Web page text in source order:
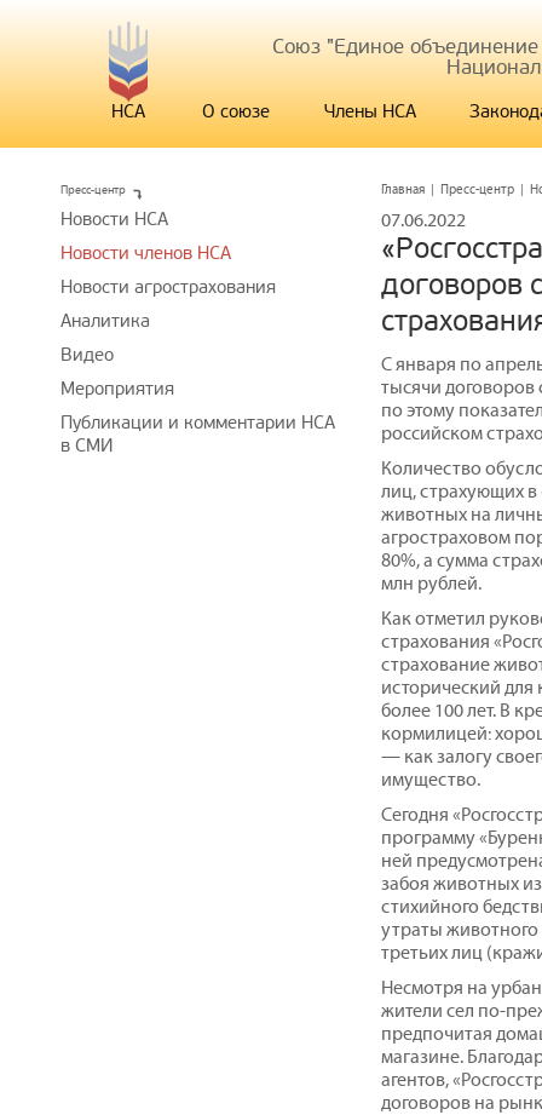
Союз "Единое
НСА О союзе Члены НСА
Главная | Пресс-центр |
07.06.2022
договоров
С января по
тысячи
по этому
российском
Количество
лиц, страхующих в
животных на
агростраховом
80%, а сумма
млн рублей.
Как отметил
страхования
страхование
исторический для
более 100 лет. В
кормилицей:
— как залогу
имущество.
Сегодня
программу
ней
забоя животных
стихийного
утраты животного
третьих лиц
Несмотря на
жители сел по-
предпочитая
магазине.
агентов,
договоров на
Пресс-центр
Новости НСА
Новости членов НСА
Новости агрострахования
Аналитика
Видео
Мероприятия
Публикации и комментарии НСА
в СМИ